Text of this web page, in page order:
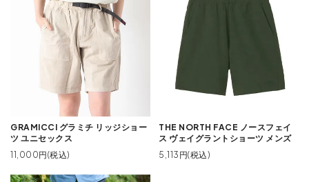
GRAMICCI グラミチ リッジショー
ツ ユニセックス
11,000円(税込)
THE NORTH FACE ノースフェイ
ス ヴェイグラントショーツ メンズ
5,113円(税込)